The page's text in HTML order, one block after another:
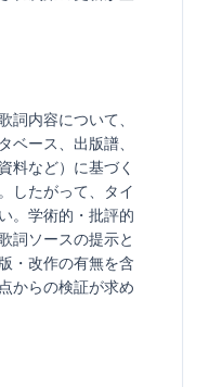
詞内容について、
ベース、出版譜、
料など）に基づく
したがって、タイ
。学術的・批評的
詞ソースの提示と
・改作の有無を含
からの検証が求め